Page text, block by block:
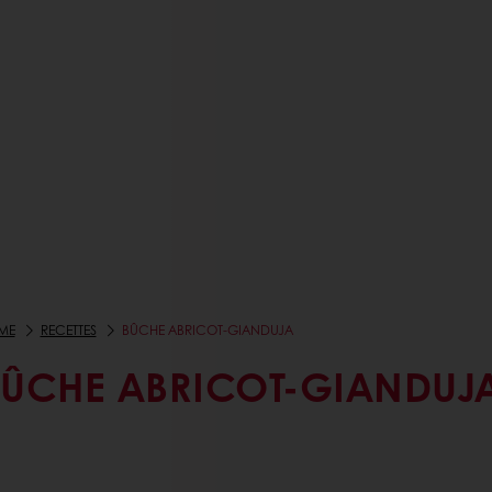
RECETTES BÛCHE ABRICOT-GIANDUJA
ABRICOT-